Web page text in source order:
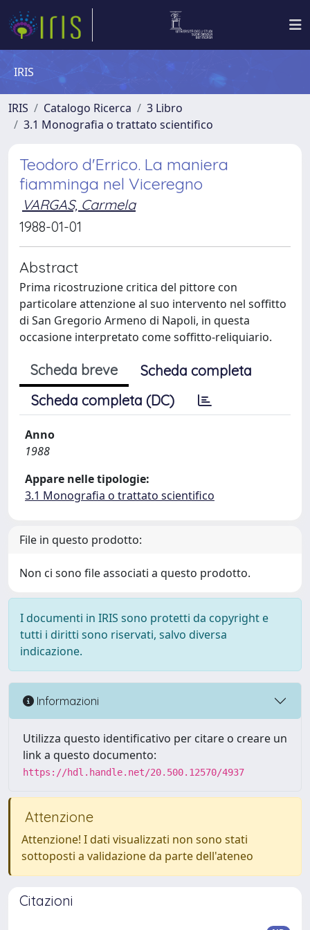
IRIS
IRIS Catalogo Ricerca
3 Libro
3.1 Monografia o trattato scientifico
Teodoro d'Errico. La maniera
fiamminga nel Viceregno
VARGAS, Carmela
1988-01-01
Abstract
Prima ricostruzione critica del pittore con
particolare attenzione al suo intervento nel soffitto
di San Gregorio Armeno di Napoli, in questa
occasione interpretato come soffitto-reliquiario.
Scheda breve
Scheda completa
Scheda completa (DC)
Anno
1988
Appare nelle tipologie:
3.1 Monografia o trattato scientifico
File in questo prodotto:
Non ci sono file associati a questo prodotto.
I documenti in IRIS sono protetti da copyright e
tutti i diritti sono riservati, salvo diversa
indicazione.
Informazioni
Utilizza questo identificativo per citare o creare un
link a questo documento:
https://hdl.handle.net/20.500.12570/4937
Attenzione
Attenzione! I dati visualizzati non sono stati
sottoposti a validazione da parte dell'ateneo
Citazioni